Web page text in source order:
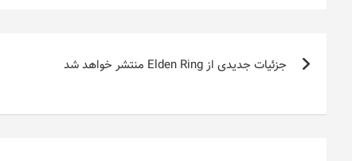
راهبری
نوشتهجزئیات جدیدی از Elden Ring منتشر خواهد شد